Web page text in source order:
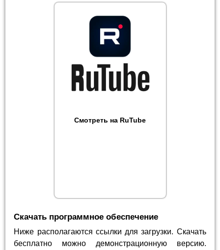
Смотреть на RuTube
Скачать программное обеспечение
Ниже располагаются ссылки для загрузки. Скачать
бесплатно можно демонстрационную версию.